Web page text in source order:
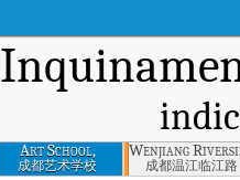
Art School,
Chengdu
成都艺术学校
Wenjiang
成都温江临江路